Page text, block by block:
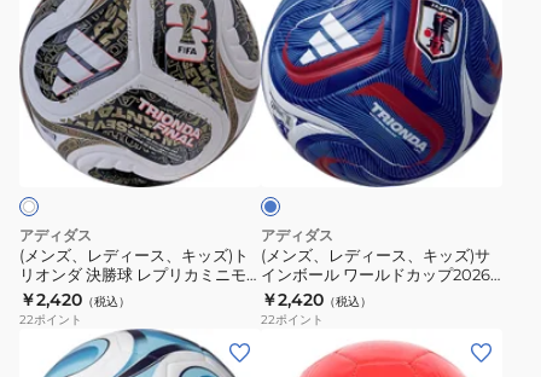
ボ
ー
ル
ワ
ー
カ
ッ
プ
2026
ミ
ズ、
レ
デ
ィ
ー
キ
ッ
ズ)
ト
リ
アディダス
(メンズ、レディース、キッズ)ト
リオンダ 決勝球 レプリカミニモ
デル ADFM120F
￥2,420 （税込）
22ポイント
ズ、
レ
デ
ィ
ー
キ
ッ
ズ)
サ
イ
ブ
ル
ー
アディダス
(メンズ、レディース、キッズ)サ
インボール ワールドカップ2026
トリオンダ ミニ JFA HOME
ADFM101JPH
￥2,420 （税込）
22ポイント